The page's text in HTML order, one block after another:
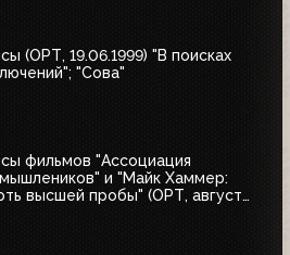
(ОРТ, 19.06.1999) "В поисках
"Сова"
фильмов "Ассоциация
и "Майк Хаммер:
высшей пробы" (ОРТ, август